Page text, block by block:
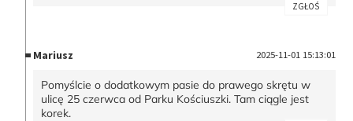
ZGŁOŚ
Mariusz 2025-11-01 15:13:01
Pomyślcie o dodatkowym pasie do prawego skrętu w
ulicę 25 czerwca od Parku Kościuszki. Tam ciągle jest
korek.